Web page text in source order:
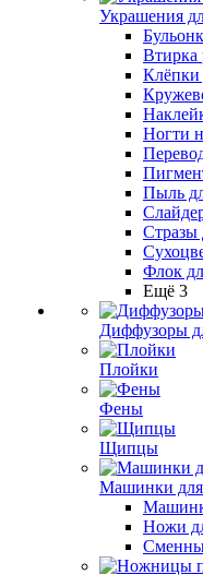
Украшения
Втирка
Клёпки
Ногти
Пыль
Стразы
Флок
Ещё 3
Диффузоры
Плойки
Фены
Щипцы
Машинки
Ножи